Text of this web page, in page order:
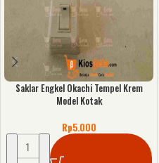
Saklar Engkel Okachi Tempel Krem
Model Kotak
Rp5.000